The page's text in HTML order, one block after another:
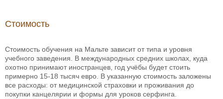
Стоимость
Стоимость обучения на Мальте зависит от типа и уровня
учебного заведения. В международных средних школах, куда
охотно принимают иностранцев, год учёбы будет стоить
примерно 15-18 тысяч евро. В указанную стоимость заложены
все расходы: от медицинской страховки и проживания до
покупки канцелярии и формы для уроков серфинга.